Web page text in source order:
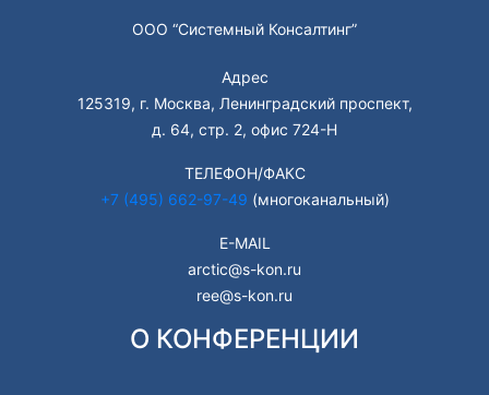
ООО “Системный Консалтинг”
Адрес
125319, г. Москва, Ленинградский проспект,
д. 64, стр. 2, офис 724-Н
ТЕЛЕФОН/ФАКС
+7 (495) 662-97-49 (многоканальный)
E-MAIL
arctic@s-kon.ru
ree@s-kon.ru
О КОНФЕРЕНЦИИ